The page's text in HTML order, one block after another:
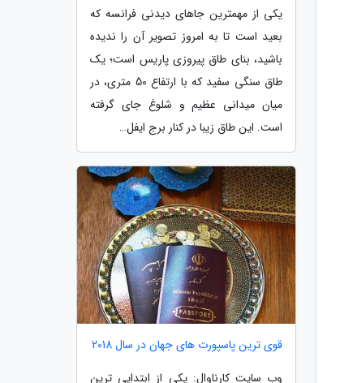
یکی از مهمترین جاهای دیدنی فرانسه که
بعید است تا به امروز تصویر آن را ندیده
باشید، بنای طاق پیروزی پاریس است؛ یک
طاق سنگی سفید که با ارتفاع 50 متری، در
میان میدانی عظیم و شلوغ جای گرفته
است. این طاق زیبا در کنار برج ایفل…
قوی ترین پاسپورت های جهان در سال 2018
وب سایت کارناوال: یکی از ابتدایی ترین